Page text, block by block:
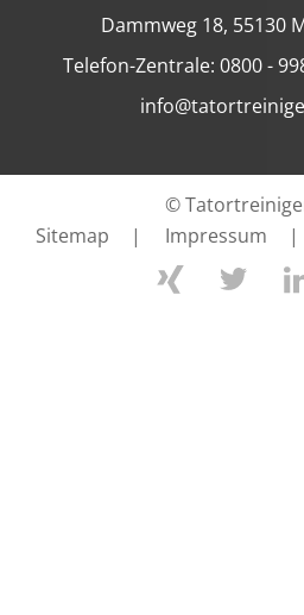
Dammweg 18, 55130
Telefon-Zentrale: 0800 -
©
Sitemap
| Impressum |